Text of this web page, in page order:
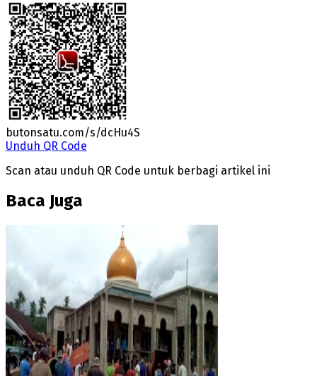
butonsatu.com/s/dcHu4S
Unduh QR Code
Scan atau unduh QR Code untuk berbagi artikel ini
Baca Juga